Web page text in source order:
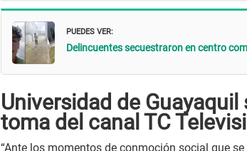
PUEDES VER:
Delincuentes secuestraron en centro
Universidad de
toma del canal TC
“Ante los momentos de conmoción social que